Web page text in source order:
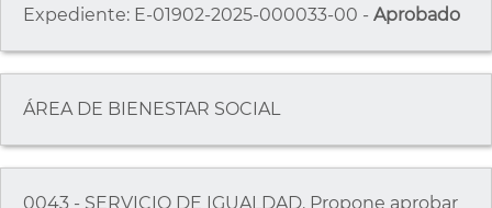
Expediente: E-01902-2025-000033-00 - Aprobado
ÁREA DE BIENESTAR SOCIAL
0043 - SERVICIO DE IGUALDAD. Propone aprobar